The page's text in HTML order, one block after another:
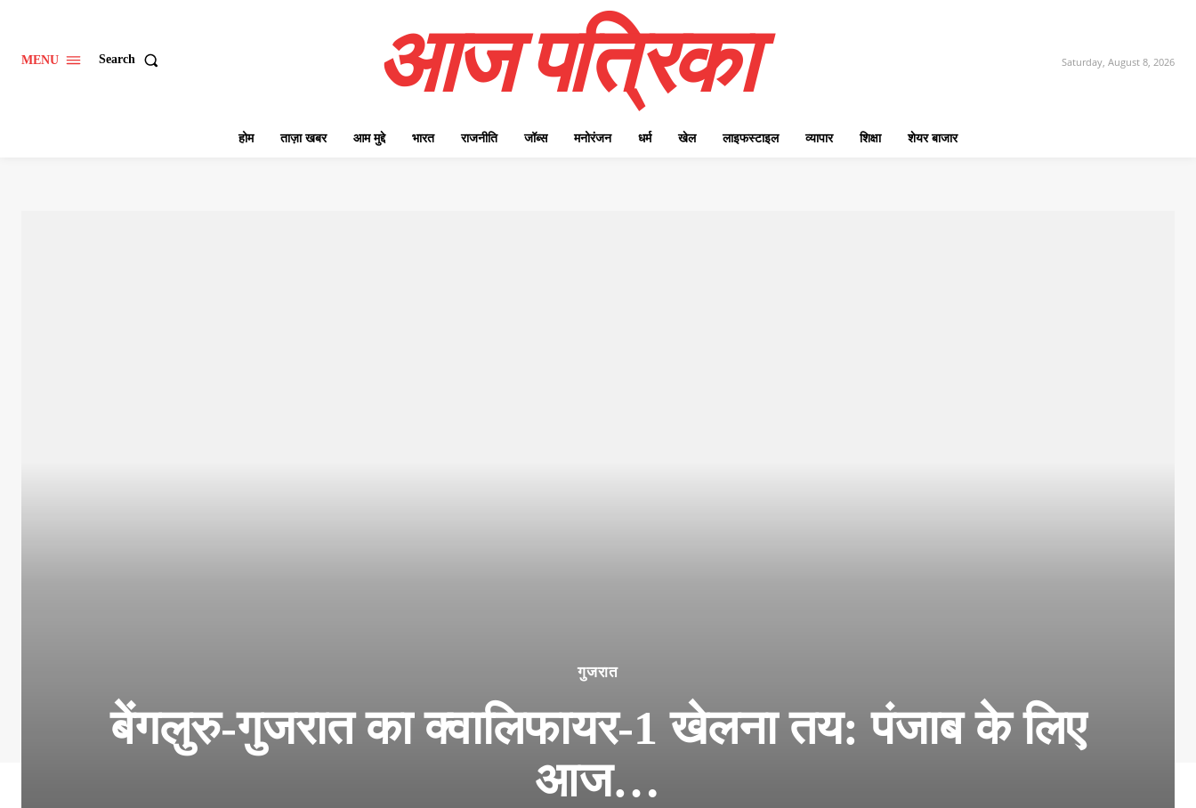
MENU Search आज पत्रिका Saturday, August 8, 2026
होम ताज़ा खबर आम मुद्दे भारत राजनीति जॉब्स मनोरंजन धर्म खेल लाइफस्टाइल व्यापार शिक्षा शेयर बाजार
गुजरात
बेंगलुरु-गुजरात का क्वालिफायर-1 खेलना तय: पंजाब के लिए
आज…